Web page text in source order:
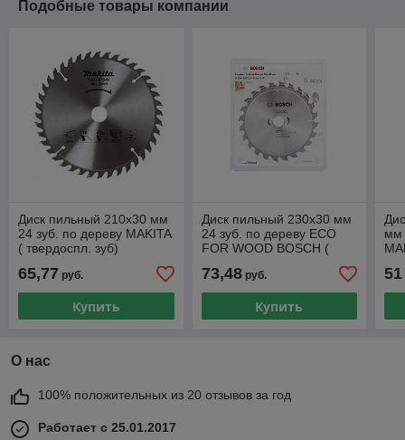
Подобные товары компании
Диск пильный 210х30 мм
24 зуб. по дереву MAKITA
( твердоспл. зуб)
65,77 руб.
Купить
Диск пильный 230х30 мм
24 зуб. по дереву ECO
FOR WOOD BOSCH (
73,48руб.
Купить
мм
51
О нас
100% положительных из 20 отзывов за год
Работает с 25.01.2017